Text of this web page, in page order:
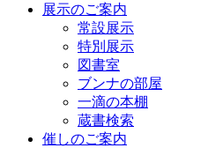
展示のご案内
常設展示
特別展示
図書室
ブンナの部屋
一滴の本棚
蔵書検索
催しのご案内